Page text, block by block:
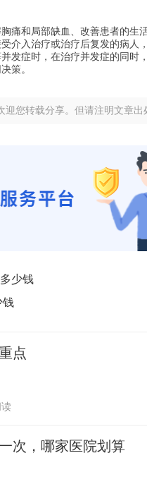
和局部缺血、改善患者的生
介入治疗或治疗后复发的病人
发症时，在治疗并发症的同时
策。
您转载分享。但请注明文章出
少钱
钱
点
次，哪家医院划算